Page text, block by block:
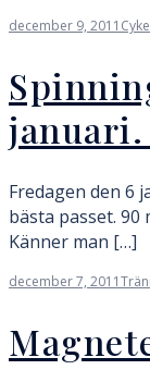
december 9, 2011
januari.
Fredagen den 6
bästa passet.
Känner man […]
december 7, 2011